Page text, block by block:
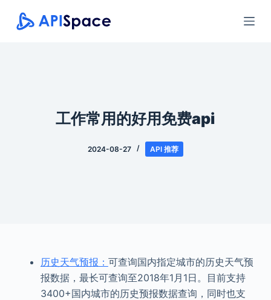
跳
过
工作常用的好用免费api
2024-08-27 API 推荐
历史天气预报： 可查询国内指定城市的历史天气预
报数据，最长可查询至2018年1月1日。目前支持
3400+国内城市的历史预报数据查询，同时也支